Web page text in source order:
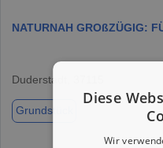
NATURNAH GROßZÜGIG:
Duderstadt, 37115
Grundstück
Diese
Wir